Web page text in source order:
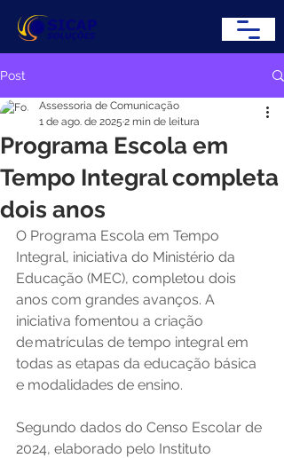
Post
Programa Escola em
Tempo Integral completa
dois anos
Assessoria de Comunicação
1 de ago. de 2025 2 min de leitura
O Programa Escola em Tempo
Integral, iniciativa do Ministério da
Educação (MEC), completou dois
anos com grandes avanços. A
iniciativa fomentou a criação
de matrículas de tempo integral em
todas as etapas da educação básica
e modalidades de ensino.
Segundo dados do Censo Escolar de
2024, elaborado pelo Instituto